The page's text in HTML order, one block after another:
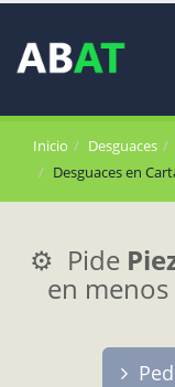
Inicio Desguaces
Desguaces en
⚙️ Pide
en